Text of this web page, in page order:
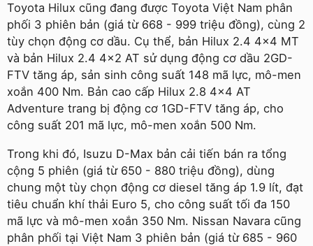
Toyota Hilux cũng đang được Toyota Việt Nam phân
phối 3 phiên bản (giá từ 668 - 999 triệu đồng), cùng 2
tùy chọn động cơ dầu. Cụ thể, bản Hilux 2.4 4x4 MT
và bản Hilux 2.4 4x2 AT sử dụng động cơ dầu 2GD-
FTV tăng áp, sản sinh công suất 148 mã lực, mô-men
xoắn 400 Nm. Bản cao cấp Hilux 2.8 4x4 AT
Adventure trang bị động cơ 1GD-FTV tăng áp, cho
công suất 201 mã lực, mô-men xoắn 500 Nm.
Trong khi đó, Isuzu D-Max bản cải tiến bán ra tổng
cộng 5 phiên (giá từ 650 - 880 triệu đồng), dùng
chung một tùy chọn động cơ diesel tăng áp 1.9 lít, đạt
tiêu chuẩn khí thải Euro 5, cho công suất tối đa 150
mã lực và mô-men xoắn 350 Nm. Nissan Navara cũng
phân phối tại Việt Nam 3 phiên bản (giá từ 685 - 960